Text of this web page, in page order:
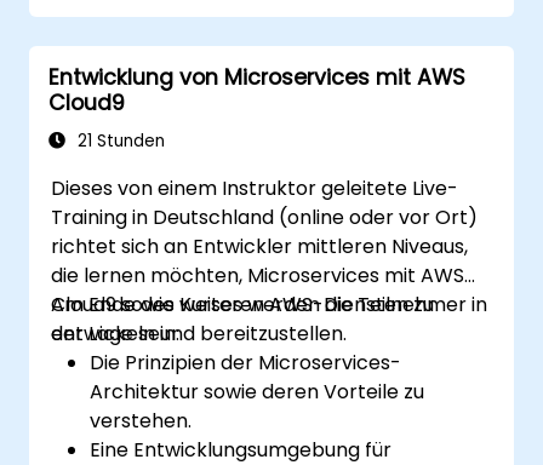
Cloud-Infrastruktur zu entwerfen.
Cloud-Ressourcen so zu optimieren, dass
Leistung verbessert und Kosten gesenkt
werden.
Fortgeschrittene Sicherheits- und
Infrastrukturen umzusetzen.
Entwicklung von Microservices mit AWS
Cloud9
21 Stunden
Dieses von einem Instruktor geleitete Live-
Training in Deutschland (online oder vor Ort)
richtet sich an Entwickler mittleren Niveaus,
die lernen möchten, Microservices mit AWS
Cloud9 sowie weiteren AWS-Diensten zu
entwickeln und bereitzustellen.
Am Ende des Kurses werden die Teilnehmer in
der Lage sein:
Die Prinzipien der Microservices-
Architektur sowie deren Vorteile zu
verstehen.
Eine Entwicklungsumgebung für